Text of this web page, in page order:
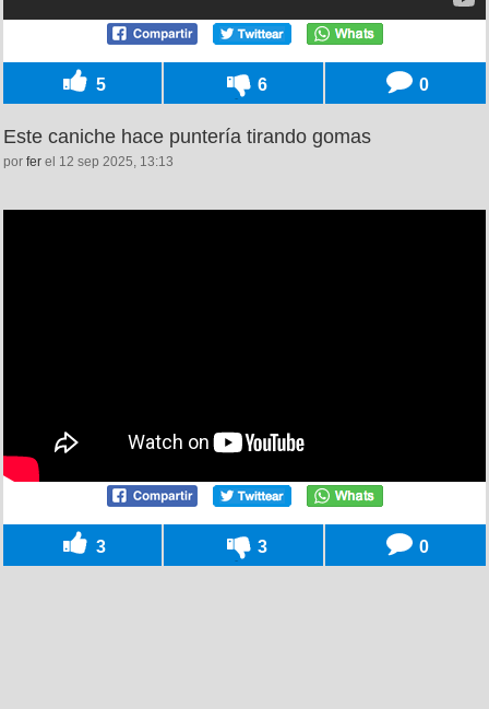
5 6 0
Este caniche hace puntería tirando gomas
por fer el 12 sep 2025, 13:13
3 3 0